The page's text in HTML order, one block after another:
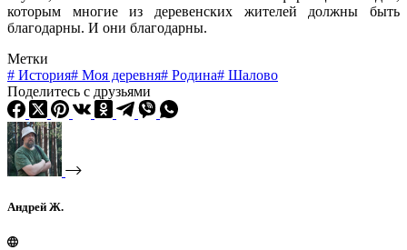
которым многие из деревенских жителей должны быть
благодарны. И они благодарны.
Метки
# История# Моя деревня# Родина# Шалово
Поделитесь с друзьями
Андрей Ж.